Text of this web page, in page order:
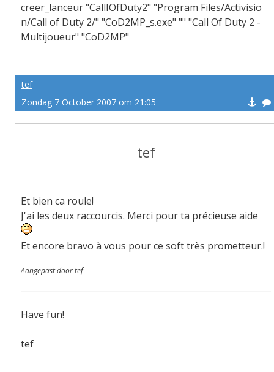
creer_lanceur "CallIOfDuty2" "Program Files/Activisio
n/Call of Duty 2/" "CoD2MP_s.exe" "" "Call Of Duty 2 -
Multijoueur" "CoD2MP"
tef
Zondag 7 October 2007 om 21:05
tef
Et bien ca roule!
J'ai les deux raccourcis. Merci pour ta précieuse aide
Et encore bravo à vous pour ce soft très prometteur.!
Aangepast door tef
Have fun!
tef